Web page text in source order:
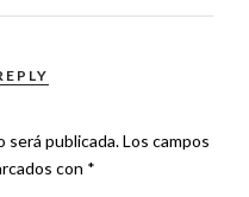
será publicada.Los campos
con *